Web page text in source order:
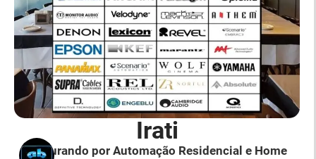
Irati
Procurando por Automação Residencial e Home